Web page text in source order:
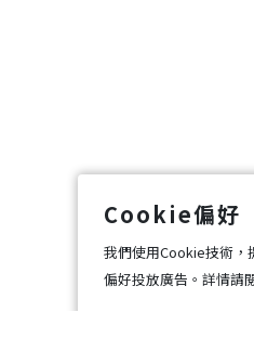
實境
Cookie偏好
我們使用Cookie技術，
偏好投放廣告。詳情請